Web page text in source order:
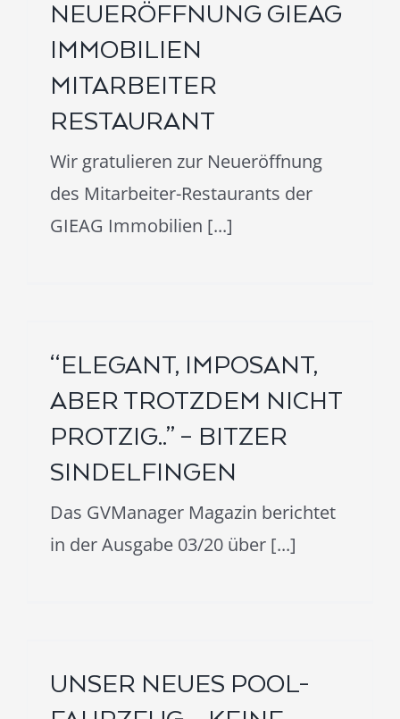
NEUERÖFFNUNG GIEAG
IMMOBILIEN
MITARBEITER
RESTAURANT
Wir gratulieren zur Neueröffnung
des Mitarbeiter-Restaurants der
GIEAG Immobilien [...]
“ELEGANT, IMPOSANT,
ABER TROTZDEM NICHT
PROTZIG..” – BITZER
SINDELFINGEN
Das GVManager Magazin berichtet
in der Ausgabe 03/20 über [...]
UNSER NEUES POOL-